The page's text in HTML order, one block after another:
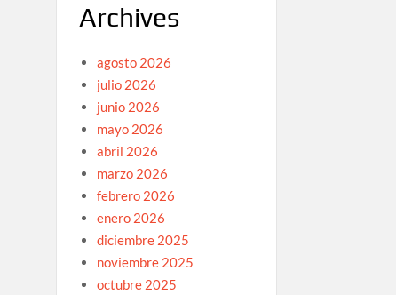
Archives
agosto 2026
julio 2026
junio 2026
mayo 2026
abril 2026
marzo 2026
febrero 2026
enero 2026
diciembre 2025
noviembre 2025
octubre 2025